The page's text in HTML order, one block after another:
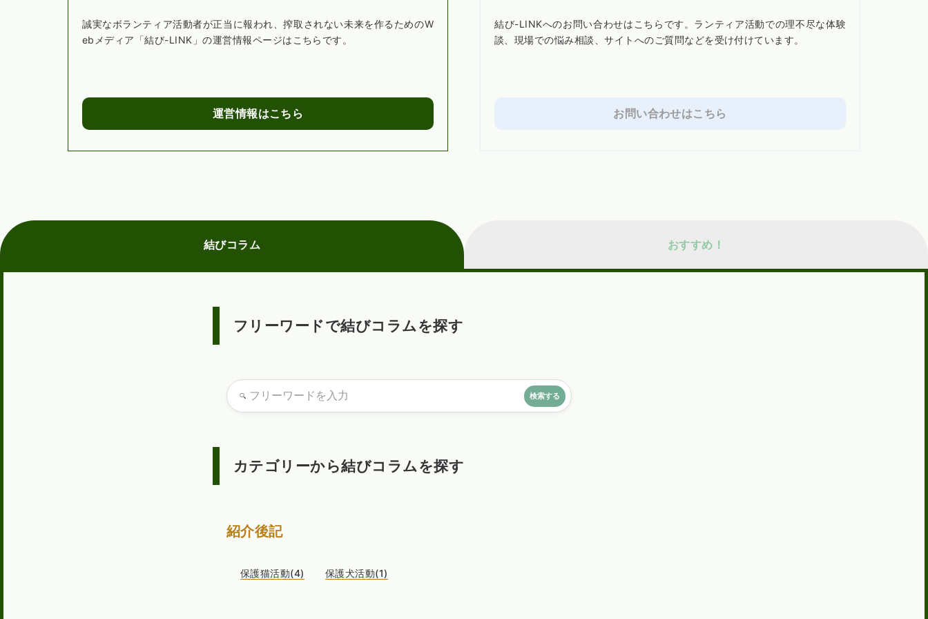
誠実なボランティア活動者が正当に報われ、搾取されない未来を作るためのW
ebメディア「結び-LINK」の運営情報ページはこちらです。
運営情報はこちら
結び-LINKへのお問い合わせはこちらです。ランティア活動での理不尽な体験
談、現場での悩み相談、サイトへのご質問などを受け付けています。
お問い合わせはこちら
結びコラム おすすめ！
フリーワードで結びコラムを探す
カテゴリーから結びコラムを探す
紹介後記
保護猫活動(4) 保護犬活動(1)